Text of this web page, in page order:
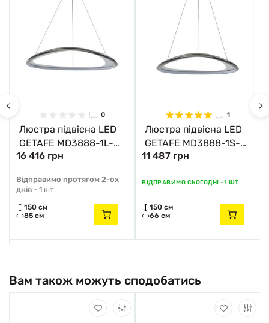
<
0
Люстра підвісна LED
GETAFE MD3888-1L-
3BCT Zuma Line
16 416 грн
Відправимо протягом 2-ох
днів - 1 шт
150 см
85 см
1
Люстра підвісна LED
GETAFE MD3888-1S-
3BCT Zuma Line
11 487 грн
ВІДПРАВИМО СЬОГОДНІ -1 ШТ
150 см
66 см
>
Вам також можуть сподобатись